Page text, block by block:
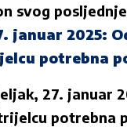
svog
januar 2025:
potrebna
27. januar
potrebna